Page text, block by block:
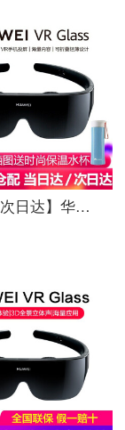
【七仓发次日达】华为VR智能眼镜Glass原装虚拟现实3D全景头戴式IMAX巨幕体验手机投屏vr 黑色-仓配【七仓发次日达】